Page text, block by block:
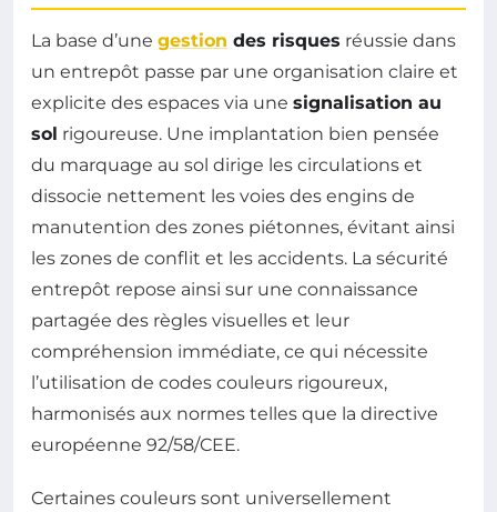
La base d’une gestion des risques réussie dans
un entrepôt passe par une organisation claire et
explicite des espaces via une signalisation au
sol rigoureuse. Une implantation bien pensée
du marquage au sol dirige les circulations et
dissocie nettement les voies des engins de
manutention des zones piétonnes, évitant ainsi
les zones de conflit et les accidents. La sécurité
entrepôt repose ainsi sur une connaissance
partagée des règles visuelles et leur
compréhension immédiate, ce qui nécessite
l’utilisation de codes couleurs rigoureux,
harmonisés aux normes telles que la directive
européenne 92/58/CEE.
Certaines couleurs sont universellement